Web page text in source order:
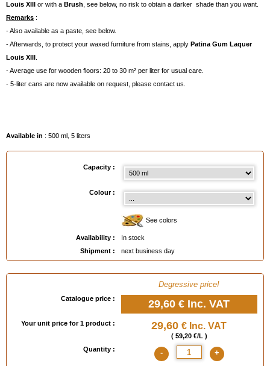
Louis XIII or with a Brush , see below, no risk to obtain a darker shade than you want.
Remarks :
- Also available as a paste, see below.
- Afterwards, to protect your waxed furniture from stains, apply Patina Gum Laquer
Louis XIII
- Average use for wooden floors: 20 to 30 m² per liter for usual care.
- 5-liter cans are now available on request, please contact us.
Available in : 500 ml, 5 liters
Capacity :
Colour :
See colors
Availability :
In stock
Shipment :
next business day
Degressive price!
Catalogue price : 29,60 € Inc. VAT
Your unit price for 1 product : 29,60 € Inc. VAT
( 59,20 €/L )
Quantity :
- +